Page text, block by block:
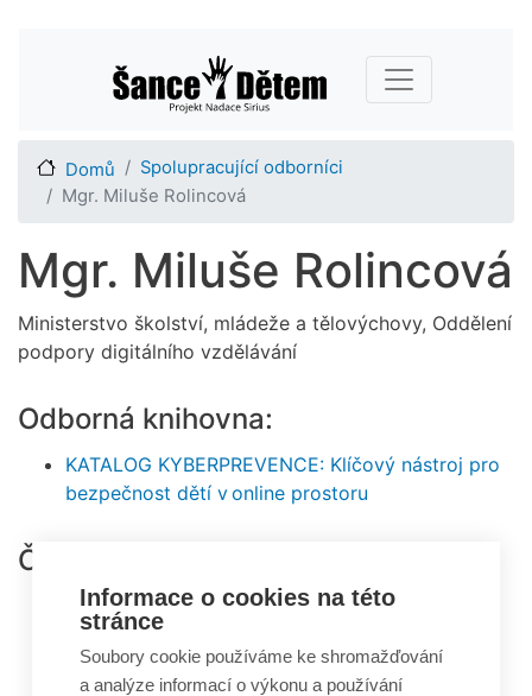
hlavnímu
obsahu
Main navigation
Domů
Spolupracující odborníci
Mgr. Miluše Rolincová
Mgr. Miluše Rolincová
Ministerstvo školství, mládeže a tělovýchovy, Oddělení
podpory digitálního vzdělávání
Odborná knihovna:
KATALOG KYBERPREVENCE: Klíčový nástroj pro
bezpečnost dětí v online prostoru
Články:
Digitální vyloučení ve školách: které děti jsou
ohrožené a jak to řeší stát
Informace o cookies na této
stránce
Soubory cookie používáme ke shromažďování
a analýze informací o výkonu a používání